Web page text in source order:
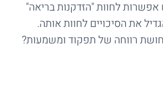
לחוות "הזדקנות בריאה"
את הסיכויים לחוות אותה.
רווחה של תפקוד ומשמעות?